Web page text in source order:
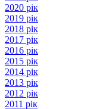
2020 рік
2019 рік
2018 рік
2017 рік
2016 рік
2015 рік
2014 рік
2013 рік
2012 рік
2011 рік